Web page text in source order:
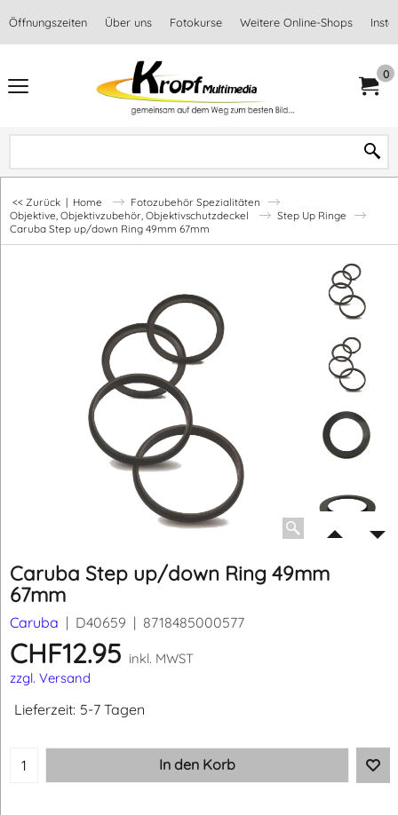
Öffnungszeiten Über uns Fotokurse Weitere Online-Shops
0
<< Zurück | Home
Fotozubehör Spezialitäten
Objektive, Objektivzubehör, Objektivschutzdeckel
Step Up Ringe
Caruba Step up/down Ring 49mm 67mm
Caruba Step up/down Ring 49mm
67mm
Caruba D40659 8718485000577
CHF12.95 inkl. MWST
zzgl. Versand
Lieferzeit: 5-7 Tagen
In den Korb